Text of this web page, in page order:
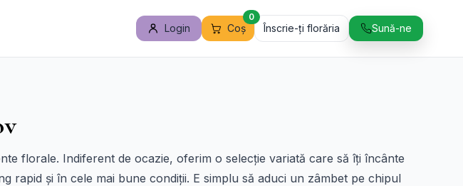
Login Coș
0
Înscrie-ți florăria Sună-ne
florale. Indiferent de ocazie, oferim o selecție variată care să îți încânte
rapid și în cele mai bune condiții. E simplu să aduci un zâmbet pe chipul